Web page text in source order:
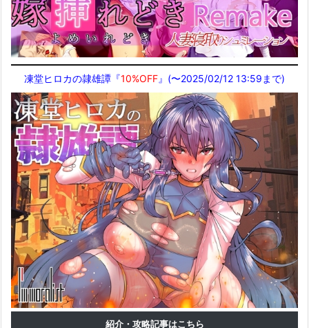
凍堂ヒロカの隷雄譚『10%OFF』(〜2025/02/12 13:59まで)
紹介・攻略記事はこちら